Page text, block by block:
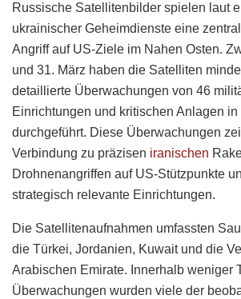
Russische Satellitenbilder spielen laut
ukrainischer Geheimdienste eine
Angriff auf US-Ziele im Nahen Osten.
und 31. März haben die Satelliten
detaillierte Überwachungen von 46
Einrichtungen und kritischen Anlagen in
durchgeführt. Diese Überwachungen
Verbindung zu präzisen iranischen
Drohnenangriffen auf US-Stützpunkte
strategisch relevante Einrichtungen.
Die Satellitenaufnahmen umfassten
die Türkei, Jordanien, Kuwait und die
Arabischen Emirate. Innerhalb weniger
Überwachungen wurden viele der